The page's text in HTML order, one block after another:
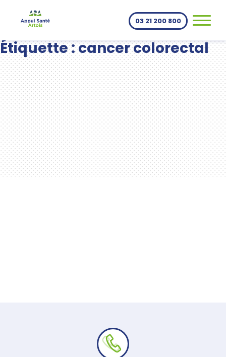
03 21 200 800
Étiquette :cancer colorectal